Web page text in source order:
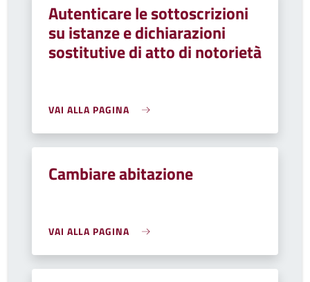
Autenticare le sottoscrizioni
su istanze e dichiarazioni
sostitutive di atto di notorietà
VAI ALLA PAGINA
Cambiare abitazione
VAI ALLA PAGINA